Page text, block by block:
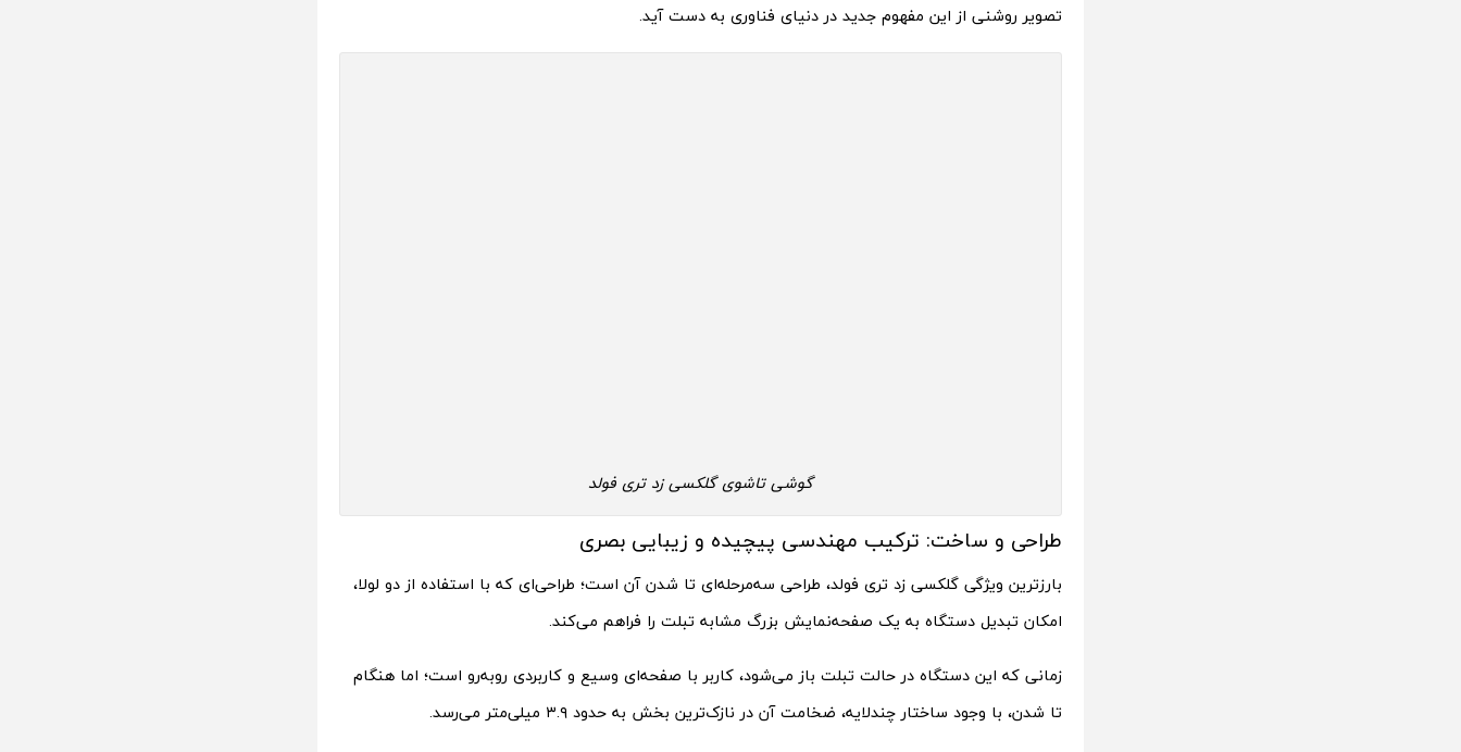
تصویر روشنی از این مفهوم جدید در دنیای فناوری به دست آید.
گوشی تاشوی گلکسی زد تری فولد
طراحی و ساخت: ترکیب مهندسی پیچیده و زیبایی بصری
بارزترین ویژگی گلکسی زد تری فولد، طراحی سه‌مرحله‌ای تا شدن آن است؛ طراحی‌ای که با استفاده از دو لولا،
امکان تبدیل دستگاه به یک صفحه‌نمایش بزرگ مشابه تبلت را فراهم می‌کند.
زمانی که این دستگاه در حالت تبلت باز می‌شود، کاربر با صفحه‌ای وسیع و کاربردی روبه‌رو است؛ اما هنگام
تا شدن، با وجود ساختار چندلایه، ضخامت آن در نازک‌ترین بخش به حدود ۳.۹ میلی‌متر می‌رسد.